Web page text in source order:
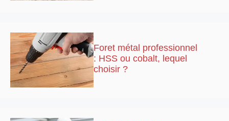
Foret métal professionnel
: HSS ou cobalt, lequel
choisir ?